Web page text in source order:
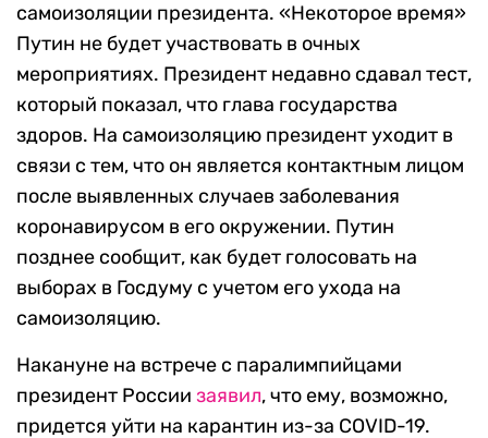
самоизоляции президента. «Некоторое время»
Путин не будет участвовать в очных
мероприятиях. Президент недавно сдавал тест,
который показал, что глава государства
здоров. На самоизоляцию президент уходит в
связи с тем, что он является контактным лицом
после выявленных случаев заболевания
коронавирусом в его окружении. Путин
позднее сообщит, как будет голосовать на
выборах в Госдуму с учетом его ухода на
самоизоляцию.
Накануне на встрече с паралимпийцами
президент России заявил, что ему, возможно,
придется уйти на карантин из-за COVID-19.